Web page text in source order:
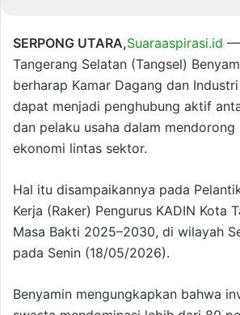
SERPONG UTARA,Suaraaspirasi.id —
Tangerang Selatan (Tangsel)
berharap Kamar Dagang dan
dapat menjadi penghubung aktif
dan pelaku usaha dalam
ekonomi lintas sektor.
Hal itu disampaikannya pada
Kerja (Raker) Pengurus KADIN Kota
Masa Bakti 2025–2030, di wilayah
pada Senin (18/05/2026).
Benyamin mengungkapkan bahwa